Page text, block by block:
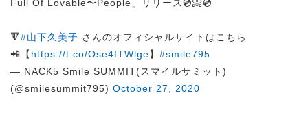
Full Of Lovable〜People」リリース💿📀💿
🔻#山下久美子 さんのオフィシャルサイトはこちら
📲【 https://t.co/Ose4fTWlge】 #smile795
— NACK5 Smile SUMMIT(スマイルサミット)
(@smilesummit795) October 27, 2020